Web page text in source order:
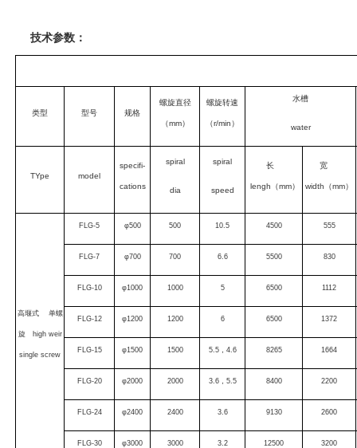
技术参数：
类型 型号 规格
螺旋直径
（mm）
螺旋转速
（r/min）
水槽
water
TYpe model
specifi-
cations
spiral
dia
spiral
speed
长
lengh（mm）
宽
width（mm）
高堰式 单螺
旋 high weir
single screw
FLG-5 φ500 500 10.5 4500 555
FLG-7 φ700 700 6.6 5500 830
FLG-10 φ1000 1000 5 6500 1112
FLG-12 φ1200 1200 6 6500 1372
FLG-15 φ1500 1500 5.5，4.6 8265 1664
FLG-20 φ2000 2000 3.6，5.5 8400 2200
FLG-24 φ2400 2400 3.6 9130 2600
FLG-30 φ3000 3000 3.2 12500 3200